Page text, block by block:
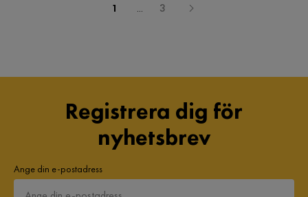
1 ... 3
Registrera dig för
nyhetsbrev
Ange din e-postadress